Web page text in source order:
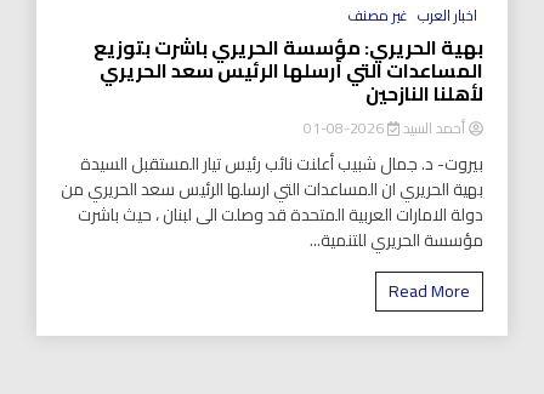
اخبار العرب غير مصنف
بهية الحريري: مؤسسة الحريري باشرت بتوزيع
المساعدات التي أرسلها الرئيس سعد الحريري
لأهلنا النازحين
أحمد السيد 2026-08-01
بيروت- د. جمال شبيب أعلنت نائب رئيس تيار المستقبل السيدة
بهية الحريري ان المساعدات التي ارسلها الرئيس سعد الحريري من
دولة الامارات العربية المتحدة قد وصلت الى لبنان ، حيث باشرت
مؤسسة الحريري للتنمية...
Read More